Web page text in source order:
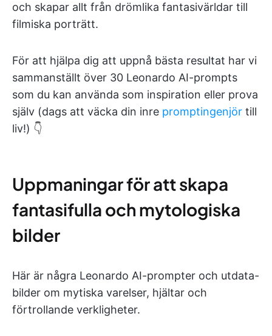
och skapar allt från drömlika fantasivärldar till
filmiska porträtt.
För att hjälpa dig att uppnå bästa resultat har vi
sammanställt över 30 Leonardo AI-prompts
som du kan använda som inspiration eller prova
själv (dags att väcka din inre promptingenjör till
liv!) 👇
Uppmaningar för att skapa
fantasifulla och mytologiska
bilder
Här är några Leonardo AI-prompter och utdata-
bilder om mytiska varelser, hjältar och
förtrollande verkligheter.